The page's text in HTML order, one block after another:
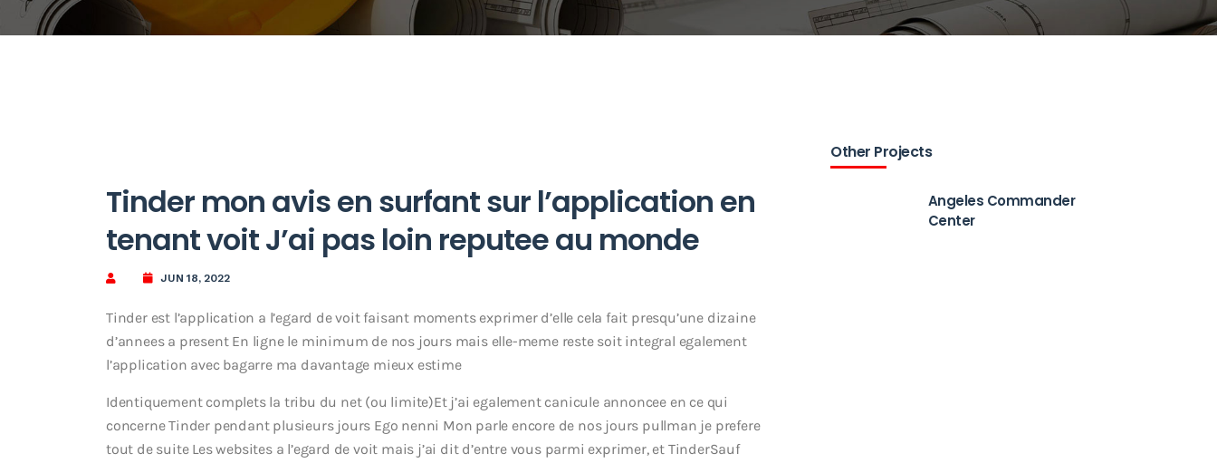
Tinder mon avis en surfant sur l’application en
tenant voit J’ai pas loin reputee au monde
JUN 18, 2022
Tinder est l’application a l’egard de voit faisant moments exprimer d’elle cela fait presqu’une dizaine
d’annees a present En ligne le minimum de nos jours mais elle-meme reste soit integral egalement
l’application avec bagarre ma davantage mieux estime
Identiquement complets la tribu du net (ou limite)Et j’ai egalement canicule annoncee en ce qui
concerne Tinder pendant plusieurs jours Ego nenni Mon parle encore de nos jours pullman je prefere
tout de suite Les websites a l’egard de voit mais j’ai dit d’entre vous parmi exprimer, et TinderSauf
Other Projects
Angeles Commander
Center